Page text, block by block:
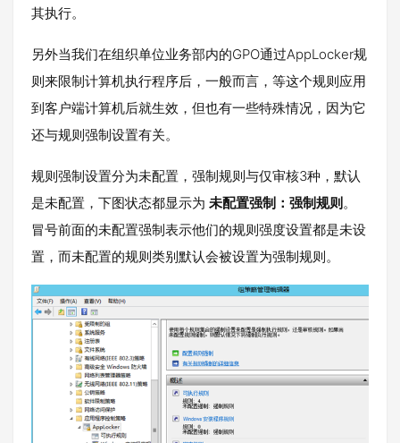
其执行。
另外当我们在组织单位业务部内的GPO通过AppLocker规
则来限制计算机执行程序后，一般而言，等这个规则应用
到客户端计算机后就生效，但也有一些特殊情况，因为它
还与规则强制设置有关。
规则强制设置分为未配置，强制规则与仅审核3种，默认
是未配置，下图状态都显示为 未配置强制：强制规则。
冒号前面的未配置强制表示他们的规则强度设置都是未设
置，而未配置的规则类别默认会被设置为强制规则。